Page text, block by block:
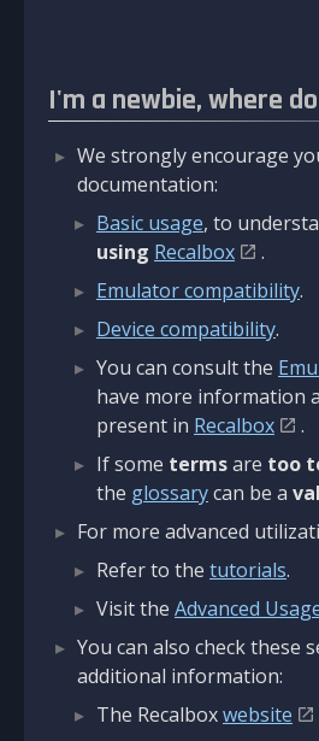
I'm a newbie, where
We strongly encourage
documentation:
Basic usage, to
using Recalbox
.
Emulator compatibility.
Device compatibility.
You can consult the
have more information
present in Recalbox
.
If some termsare too
the glossarycan be a
For more advanced
Refer to the tutorials.
Visit the Advanced
You can also check these
additional information:
The Recalboxwebsite